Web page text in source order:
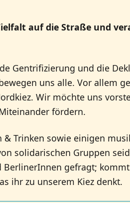
auf die Straße und
Gentrifizierung und die
uns alle. Vor allem
Wir möchte uns
fördern.
Trinken sowie einigen
solidarischen Gruppen
BerlinerInnen gefragt;
ihr zu unserem Kiez denkt.